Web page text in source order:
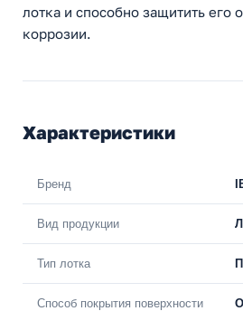
лотка и способно защитить его
коррозии.
Характеристики
Бренд
Вид продукции
Тип лотка
Способ покрытия поверхности